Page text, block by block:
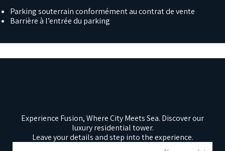
Parking souterrain conformément au contrat de vente
Barrière à l’entrée du parking
Experience Fusion, Where City Meets Sea. Discover our
luxury residential tower.
Leave your details and step into the experience.